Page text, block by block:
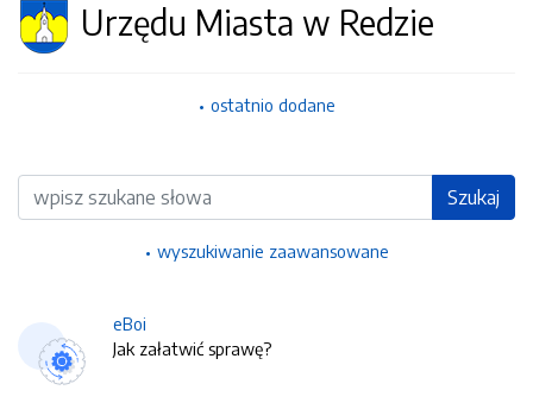
Urzędu Miasta w Redzie
ostatnio dodane
Wyszukiwarka Szukaj
wyszukiwanie zaawansowane
eBoi
Jak załatwić sprawę?